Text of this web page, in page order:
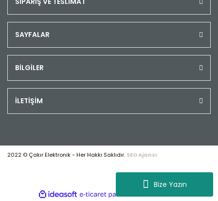
Bize Yazın
SAYFALAR
BİLGİLER
İLETİŞİM
2022 © Çakır Elektronik - Her Hakkı Saklıdır. SEO Ajansı
ideasoft